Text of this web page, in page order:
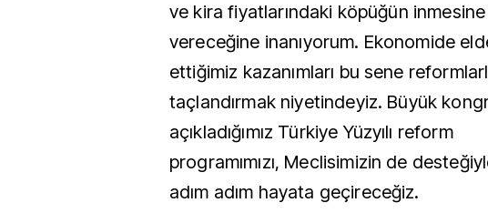
ve kira fiyatlarındaki köpüğün inmesine
vereceğine inanıyorum. Ekonomide
ettiğimiz kazanımları bu sene
taçlandırmak niyetindeyiz. Büyük
açıkladığımız Türkiye Yüzyılı reform
programımızı, Meclisimizin de
adım adım hayata geçireceğiz.